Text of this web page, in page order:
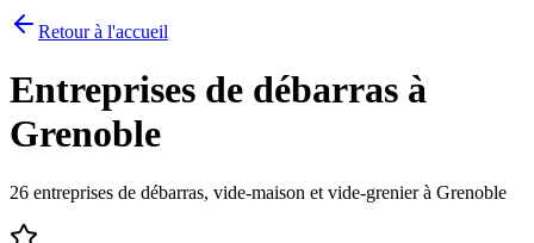
Retour à l'accueil
Entreprises de débarras à
Grenoble
26 entreprises de débarras, vide-maison et vide-grenier à Grenoble